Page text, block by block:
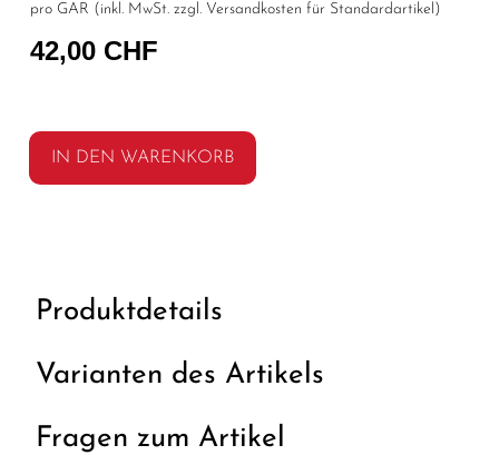
pro GAR (inkl. MwSt. zzgl. Versandkosten für Standardartikel )
42,00 CHF
IN DEN WARENKORB
Produktdetails
Varianten des Artikels
Fragen zum Artikel